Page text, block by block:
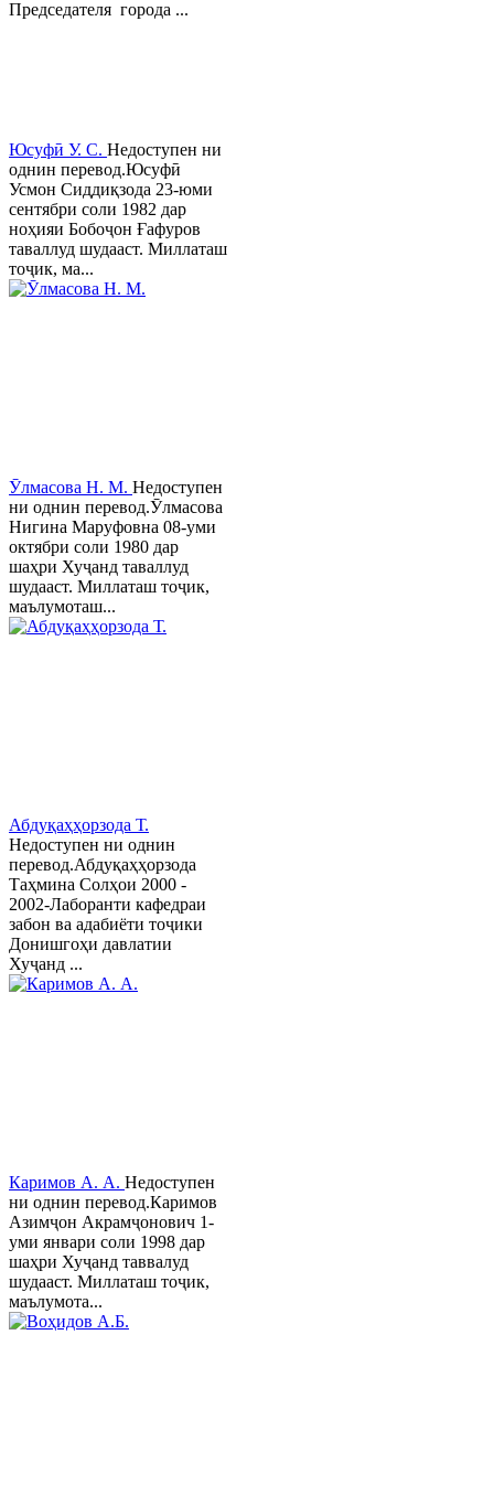
Председателя города ...
Юсуфӣ У. C. Недоступен ни
однин перевод.Юсуфӣ
Усмон Сиддиқзода 23-юми
сентябри соли 1982 дар
ноҳияи Бобоҷон Ғафуров
таваллуд шудааст. Миллаташ
тоҷик, ма...
Ӯлмасова Н. М. Недоступен
ни однин перевод.Ӯлмасова
Нигина Маруфовна 08-уми
октябри соли 1980 дар
шаҳри Хуҷанд таваллуд
шудааст. Миллаташ тоҷик,
маълумоташ...
Абдуқаҳҳорзода Т.
Недоступен ни однин
перевод.Абдуқаҳҳорзода
Таҳмина Солҳои 2000 -
2002-Лаборанти кафедраи
забон ва адабиёти тоҷики
Донишгоҳи давлатии
Хуҷанд ...
Каримов А. А. Недоступен
ни однин перевод.Каримов
Азимҷон Акрамҷонович 1-
уми январи соли 1998 дар
шаҳри Хуҷанд таввалуд
шудааст. Миллаташ тоҷик,
маълумота...